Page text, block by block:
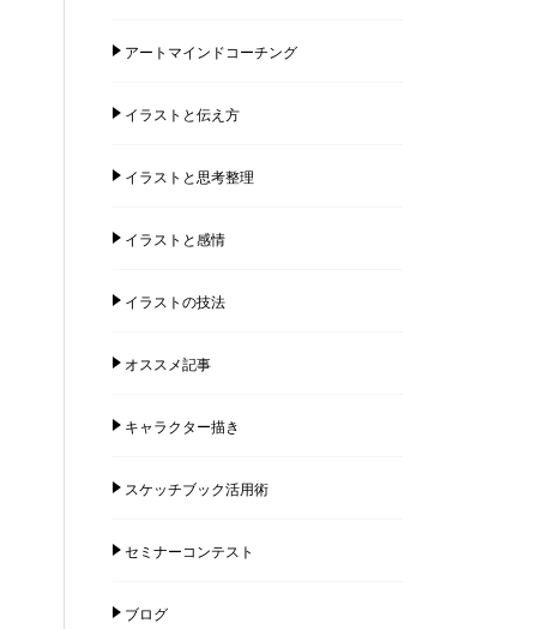
アートマインドコーチング
イラストと伝え方
イラストと思考整理
イラストと感情
イラストの技法
オススメ記事
キャラクター描き
スケッチブック活用術
セミナーコンテスト
ブログ